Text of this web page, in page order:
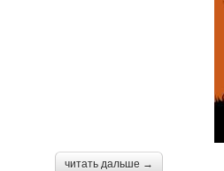
читать дальше →